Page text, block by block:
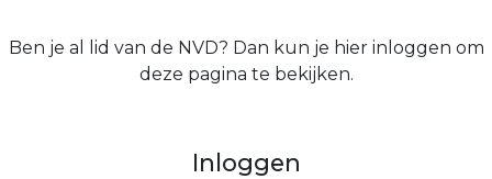
Ben je al lid van de NVD? Dan kun je hier inloggen om
deze pagina te bekijken.
Inloggen